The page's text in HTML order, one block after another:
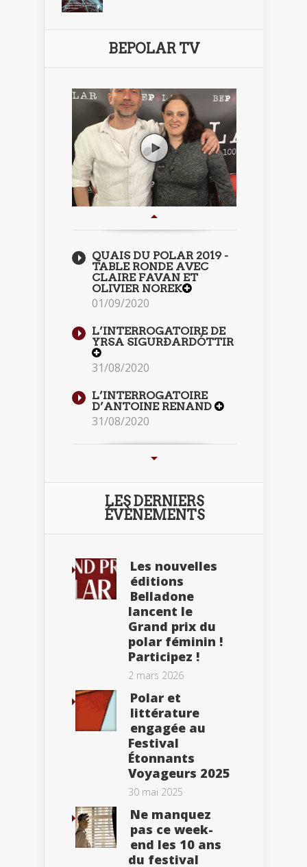
BEPOLAR TV
QUAIS DU POLAR 2019 -
TABLE RONDE AVEC
CLAIRE FAVAN ET
OLIVIER NOREK
01/09/2020
L’INTERROGATOIRE DE
YRSA SIGURÐARDÓTTIR
31/08/2020
L’INTERROGATOIRE
D’ANTOINE RENAND
31/08/2020
LES DERNIERS
ÉVÈNEMENTS
Les nouvelles
éditions
Belladone
lancent le
Grand prix du
polar féminin !
Participez !
2 mars 2026
Polar et
littérature
engagée au
Festival
Étonnants
Voyageurs 2025
30 mai 2025
Ne manquez
pas ce week-
end les 10 ans
du festival